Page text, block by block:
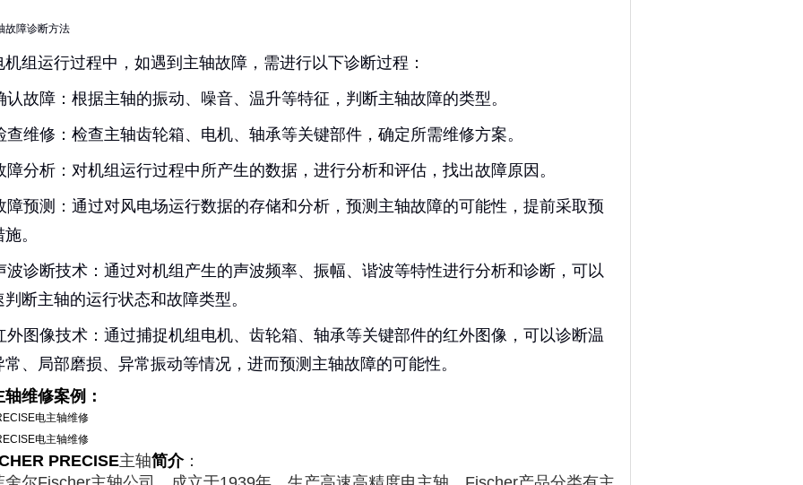
故障诊断方法
机组运行过程中，如遇到主轴故障，需进行以下诊断过程：
认故障：根据主轴的振动、噪音、温升等特征，判断主轴故障的类型。
查维修：检查主轴齿轮箱、电机、轴承等关键部件，确定所需维修方案。
障分析：对机组运行过程中所产生的数据，进行分析和评估，找出故障原因。
障预测：通过对风电场运行数据的存储和分析，预测主轴故障的可能性，提前采取预
。
波诊断技术：通过对机组产生的声波频率、振幅、谐波等特性进行分析和诊断，可以
判断主轴的运行状态和故障类型。
外图像技术：通过捕捉机组电机、齿轮箱、轴承等关键部件的红外图像，可以诊断温
常、局部磨损、异常振动等情况，进而预测主轴故障的可能性。
轴维修案例：
PRECISE主轴简介：